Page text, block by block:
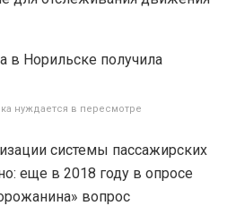
нуждается в пересмотре
системы пассажирских
еще в 2018 году в опросе
вопрос